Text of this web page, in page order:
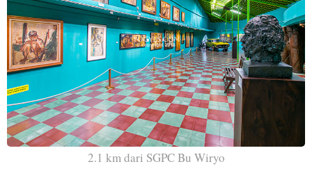
2.1 km dari SGPC Bu Wiryo